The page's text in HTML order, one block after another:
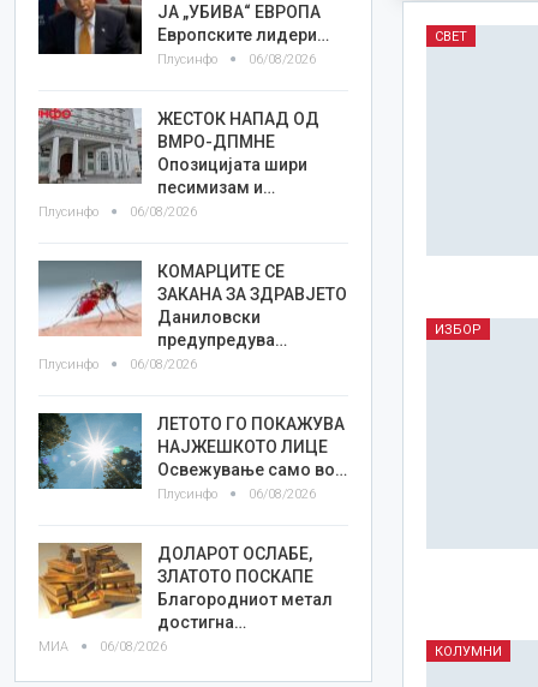
СВЕТ
ИЗБОР
КОЛУМНИ
ЈА „УБИВА“ ЕВРОПА
Европските лидери…
Плусинфо 06/08/2026
ЖЕСТОК НАПАД ОД
ВМРО-ДПМНЕ
Опозицијата шири
песимизам и…
Плусинфо 06/08/2026
КОМАРЦИТЕ СЕ
ЗАКАНА ЗА ЗДРАВЈЕТО
Даниловски
предупредува…
Плусинфо 06/08/2026
ЛЕТОТО ГО ПОКАЖУВА
НАЈЖЕШКОТО ЛИЦE
Освежување само во…
Плусинфо 06/08/2026
ДОЛАРОТ ОСЛАБЕ,
ЗЛАТОТО ПОСКАПЕ
Благородниот метал
достигна…
МИА 06/08/2026